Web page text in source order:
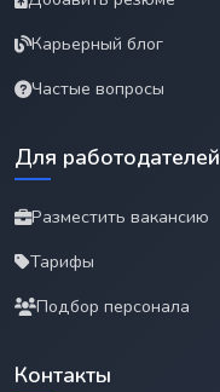
Карьерный блог
Частые вопросы
Для работодателей
Разместить вакансию
Тарифы
Подбор персонала
Контакты